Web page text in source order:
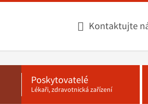
Kontaktujte
Poskytovatelé
Lékaři, zdravotnická zařízení